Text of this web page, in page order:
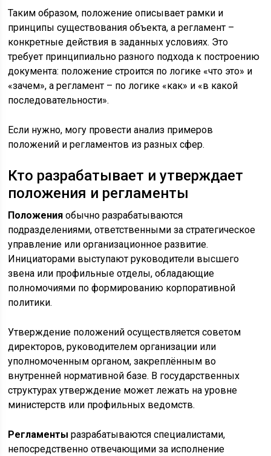
Таким образом, положение описывает рамки и
принципы существования объекта, а регламент –
конкретные действия в заданных условиях. Это
требует принципиально разного подхода к построению
документа: положение строится по логике «что это» и
«зачем», а регламент – по логике «как» и «в какой
последовательности».
Если нужно, могу провести анализ примеров
положений и регламентов из разных сфер.
Кто разрабатывает и утверждает
положения и регламенты
Положения обычно разрабатываются
подразделениями, ответственными за стратегическое
управление или организационное развитие.
Инициаторами выступают руководители высшего
звена или профильные отделы, обладающие
полномочиями по формированию корпоративной
политики.
Утверждение положений осуществляется советом
директоров, руководителем организации или
уполномоченным органом, закреплённым во
внутренней нормативной базе. В государственных
структурах утверждение может лежать на уровне
министерств или профильных ведомств.
Регламенты разрабатываются специалистами,
непосредственно отвечающими за исполнение